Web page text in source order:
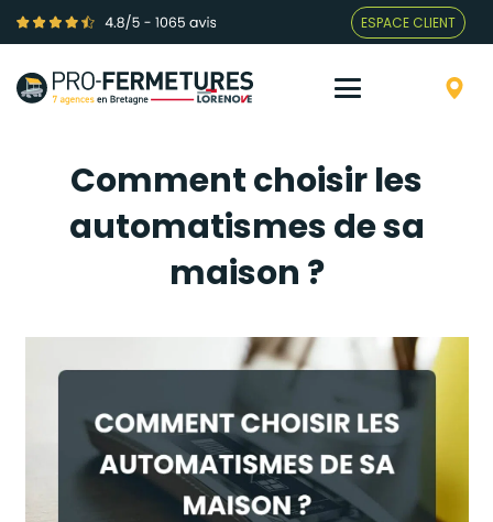
ESPACE CLIENT
Comment choisir les
automatismes de sa
maison ?